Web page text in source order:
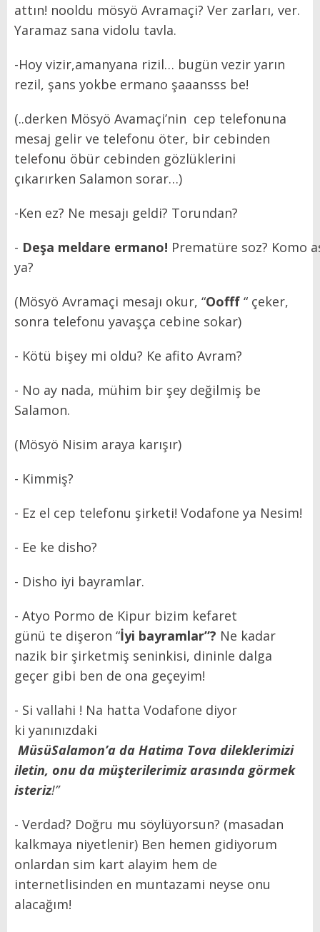
attın! nooldu mösyö Avramaçi? Ver zarları, ver.
Yaramaz sana vidolu tavla.
-Hoy vizir,amanyana rizil… bugün vezir yarın
rezil, şans yokbe ermano şaaansss be!
(..derken Mösyö Avamaçi’nin cep telefonuna
mesaj gelir ve telefonu öter, bir cebinden
telefonu öbür cebinden gözlüklerini
çıkarırken Salamon sorar…)
-Ken ez? Ne mesajı geldi? Torundan?
- Deşa meldare ermano! Prematüre soz? Komo
ya?
(Mösyö Avramaçi mesajı okur, “Oofff “ çeker,
sonra telefonu yavaşça cebine sokar)
- Kötü bişey mi oldu? Ke afito Avram?
- No ay nada, mühim bir şey değilmiş be
Salamon.
(Mösyö Nisim araya karışır)
- Kimmiş?
- Ez el cep telefonu şirketi! Vodafone ya Nesim!
- Ee ke disho?
- Disho iyi bayramlar.
- Atyo Pormo de Kipur bizim kefaret
günü te dişeron “İyi bayramlar”? Ne kadar
nazik bir şirketmiş seninkisi, dininle dalga
geçer gibi ben de ona geçeyim!
- Si vallahi ! Na hatta Vodafone diyor
ki yanınızdaki
MüsüSalamon’a da Hatima Tova dileklerimizi
iletin, onu da müşterilerimiz arasında görmek
isteriz!”
- Verdad? Doğru mu söylüyorsun? (masadan
kalkmaya niyetlenir) Ben hemen gidiyorum
onlardan sim kart alayim hem de
internetlisinden en muntazami neyse onu
alacağım!